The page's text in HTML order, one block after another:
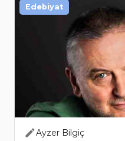
Ayzer Bilgiç
Edebiyat